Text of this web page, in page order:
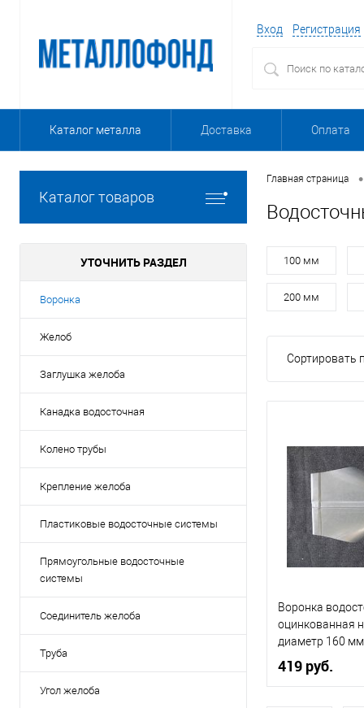
Вход Регистрация
Каталог металла Доставка Оплата
Каталог товаров
УТОЧНИТЬ РАЗДЕЛ
Воронка
Желоб
Заглушка желоба
Канадка водосточная
Колено трубы
Крепление желоба
Пластиковые водосточные системы
Прямоугольные водосточные
системы
Соединитель желоба
Труба
Угол желоба
Главная страница •
100 мм
200 мм
Сортировать
Воронка
оцинкованная
диаметр 160 мм
419 руб.